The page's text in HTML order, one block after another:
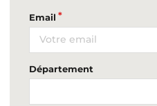
Email
Département